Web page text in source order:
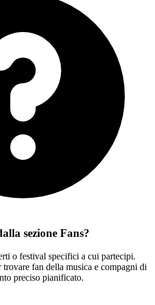
sezione Fans?
o festival specifici a cui partecipi.
trovare fan della musica e compagni di
preciso pianificato.